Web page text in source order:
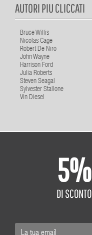
AUTORI PIU CLICCATI
Bruce Willis
Nicolas Cage
Robert De Niro
John Wayne
Harrison Ford
Julia Roberts
Steven Seagal
Sylvester Stallone
Vin Diesel
5%
DI SCONTO